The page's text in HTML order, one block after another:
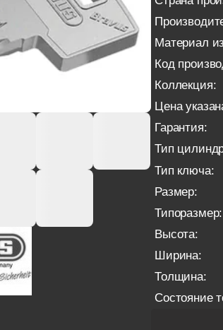
Материал
Код
Коллекция:
Цена
Гарантия:
Тип
Тип ключа:
Размер:
Типоразмер:
Высота:
Ширина:
Толщина:
Состояние